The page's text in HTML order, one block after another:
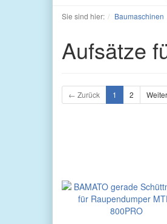
Sie sind hier: Baumaschinen
Aufsätze
← Zurück 1 2